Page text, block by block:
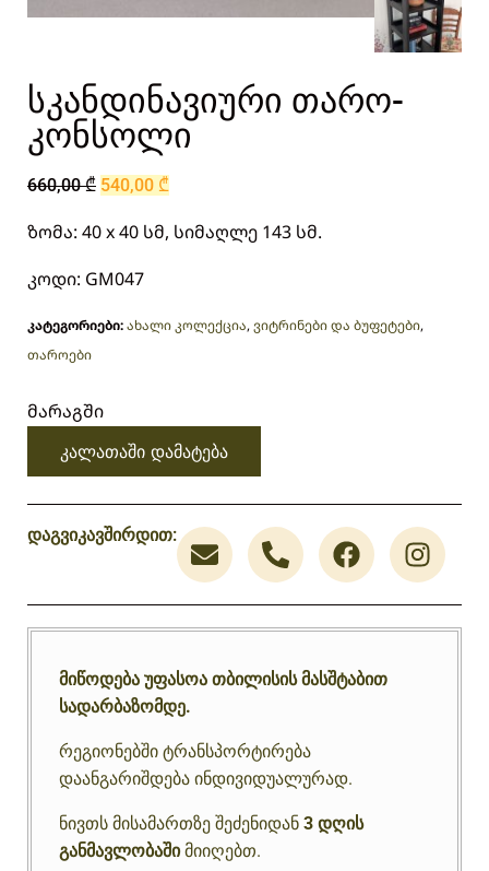
სკანდინავიური თარო-
კონსოლი
660,00₾ 540,00 ₾
ზომა: 40 x 40 სმ, სიმაღლე 143 სმ.
კოდი: GM047
კატეგორიები:ახალი კოლექცია,ვიტრინები და ბუფეტები,
თაროები
მარაგში
კალათაში დამატება
დაგვიკავშირდით:
მიწოდება უფასოა თბილისის მასშტაბით
სადარბაზომდე.
რეგიონებში ტრანსპორტირება
დაანგარიშდება ინდივიდუალურად.
ნივთს მისამართზე შეძენიდან 3 დღის
განმავლობაშიმიიღებთ.